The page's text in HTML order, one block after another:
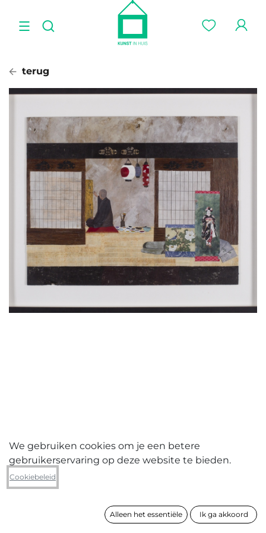
terug
Stefanie De Graef
Meester aan het werk uit 'Scherven
We gebruiken cookies om je een betere
gebruikerservaring op deze website te bieden.
Cookiebeleid
Alleen het essentiële Ik ga akkoord